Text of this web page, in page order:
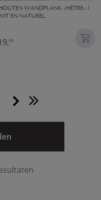
WANDPLANK «HETRE» |
EN NATUREL
95